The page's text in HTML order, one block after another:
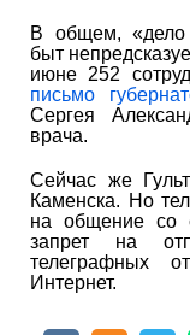
В общем, «дело
быт
июне 252
письмо
Сергея
врача.
Сейчас же
Каменска. Но
на общение со
запрет на
телеграфных
Интернет.